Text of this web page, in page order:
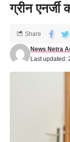
ग्रीन
Last updated:
News Netra
Share